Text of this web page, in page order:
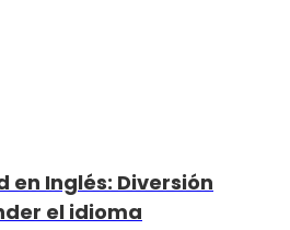
en Inglés: Diversión
el idioma